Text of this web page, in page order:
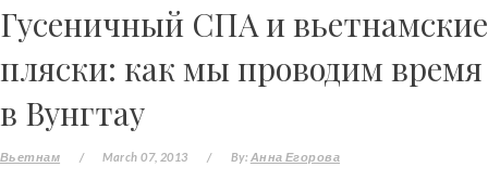
Гусеничный СПА и вьетнамские
пляски: как мы проводим время
в Вунгтау
Вьетнам / March 07, 2013 / By: Анна Егорова